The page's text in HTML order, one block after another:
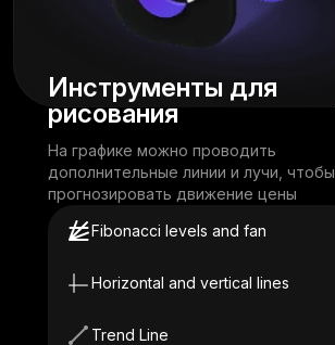
Инструменты для
рисования
На графике можно проводить
дополнительные линии и лучи, чтобы
прогнозировать движение цены
Fibonacci levels and fan
Horizontal and vertical lines
Trend Line